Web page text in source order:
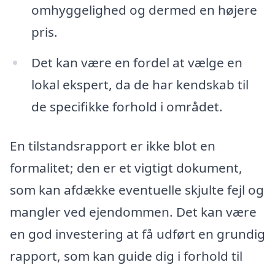
omhyggelighed og dermed en højere
pris.
Det kan være en fordel at vælge en
lokal ekspert, da de har kendskab til
de specifikke forhold i området.
En tilstandsrapport er ikke blot en
formalitet; den er et vigtigt dokument,
som kan afdække eventuelle skjulte fejl og
mangler ved ejendommen. Det kan være
en god investering at få udført en grundig
rapport, som kan guide dig i forhold til